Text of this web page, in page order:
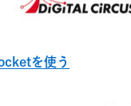
を使う